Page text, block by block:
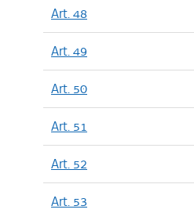
Art. 48
Art. 49
Art. 50
Art. 51
Art. 52
Art. 53